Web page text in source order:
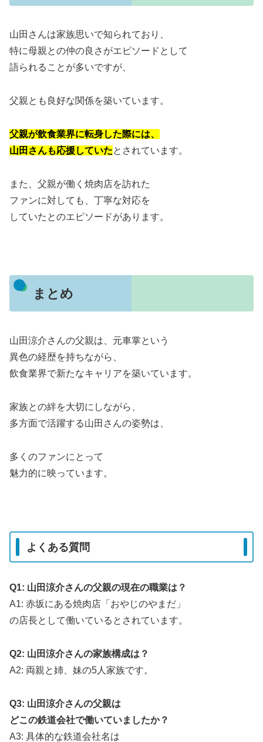
山田さんは家族思いで知られており、
特に母親との仲の良さがエピソードとして
語られることが多いですが、
父親とも良好な関係を築いています。
父親が飲食業界に転身した際には、
山田さんも応援していたとされています。
また、父親が働く焼肉店を訪れた
ファンに対しても、丁寧な対応を
していたとのエピソードがあります。
まとめ
山田涼介さんの父親は、元車掌という
異色の経歴を持ちながら、
飲食業界で新たなキャリアを築いています。
家族との絆を大切にしながら、
多方面で活躍する山田さんの姿勢は、
多くのファンにとって
魅力的に映っています。
よくある質問
Q1: 山田涼介さんの父親の現在の職業は？
A1: 赤坂にある焼肉店「おやじのやまだ」
の店長として働いているとされています。
Q2: 山田涼介さんの家族構成は？
A2: 両親と姉、妹の5人家族です。
Q3: 山田涼介さんの父親は
どこの鉄道会社で働いていましたか？
A3: 具体的な鉄道会社名は